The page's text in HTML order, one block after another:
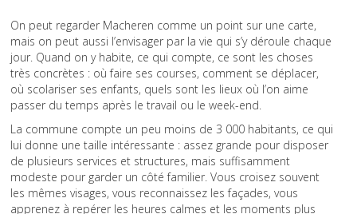
On peut regarder Macheren comme un point sur une carte,
mais on peut aussi l’envisager par la vie qui s’y déroule chaque
jour. Quand on y habite, ce qui compte, ce sont les choses
très concrètes : où faire ses courses, comment se déplacer,
où scolariser ses enfants, quels sont les lieux où l’on aime
passer du temps après le travail ou le week-end.
La commune compte un peu moins de 3 000 habitants, ce qui
lui donne une taille intéressante : assez grande pour disposer
de plusieurs services et structures, mais suffisamment
modeste pour garder un côté familier. Vous croisez souvent
les mêmes visages, vous reconnaissez les façades, vous
apprenez à repérer les heures calmes et les moments plus